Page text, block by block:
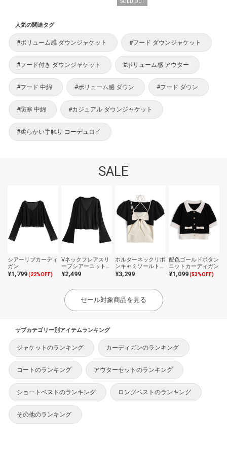
SOLD OUT
人気の関連タグ
#ボリューム感 ダウンジャケット #フード ダウンジャケット
#フード付き ダウンジャケット #ボリューム感 アウター
#フード 中綿 #ボリューム感 ダウン #フード ダウン
#防寒 中綿 #カジュアル ダウンジャケット
#柔らかい手触り コーデュロイ
SALE
シアーリブカーディ
ガン
¥1,799(22%OFF)
Vネックフレアスリ
ーブシアーニットカ
ーディガン
¥2,499
ホルターネックリボ
ンキャミソールトッ
プス×ボレロニット
¥3,299
配色ゴールドボタン
ニットカーディガン
¥1,099(53%OFF)
セール対象商品を見る
サブカテゴリー別アイテムランキング
ジャケットのランキング カーディガンのランキング
コートのランキング アウターセットのランキング
ショートベストのランキング ロングベストのランキング
その他のランキング